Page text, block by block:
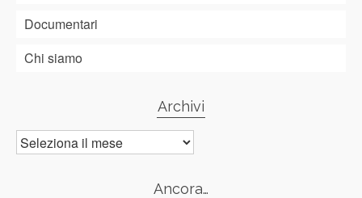
Documentari
Chi siamo
Archivi
Archivi
Ancora…